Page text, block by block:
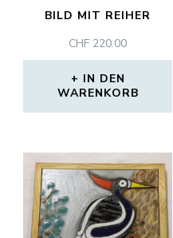
BILD MIT REIHER
CHF 220.00
IN DEN
WARENKORB